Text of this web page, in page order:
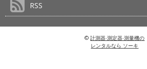
RSS
©計測器‧測定器‧測量機の
レンタルなら ソーキ